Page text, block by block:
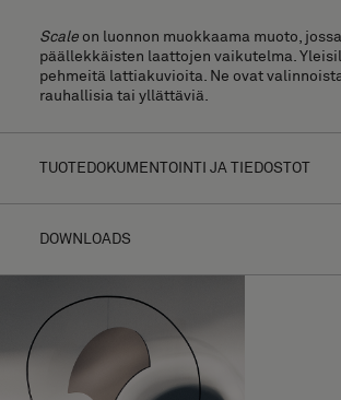
Scale on luonnon muokkaama muoto,
päällekkäisten laattojen vaikutelma.
pehmeitä lattiakuvioita. Ne ovat
rauhallisia tai yllättäviä.
TUOTEDOKUMENTOINTI JA TIEDOSTOT
Bolon Studio on valikoitujen muotojen
valikoimastamme ja yhdistäessäsi muodon
osaan kokoelmaamme.
Designisi näyttää aivan erilaiselta riippuen
värivalinnoista sekä kuteen suunnasta ja
DOWNLOADS
Asennusopas
Korkearesoluutiokuvat (.zip)